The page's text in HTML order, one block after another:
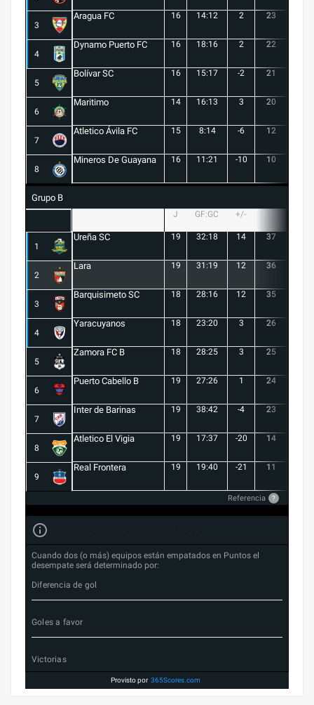
3
Aragua FC 16 14:12 2 23
4
Dynamo Puerto FC 16 18:16 2 22
5
Bolívar SC 16 15:17 -2 21
6
Maritimo 14 16:13 3 20
7
Atletico Ávila FC 15 8:14 -6 12
8
Mineros De Guayana 16 11:21 -10 10
Grupo B
J GF:GC +/-
1
Ureña SC 19 32:18 14 37
2
Lara 19 31:19 12 36
3
Barquisimeto SC 18 28:16 12 35
4
Yaracuyanos 18 23:20 3 26
5
Zamora FC B 18 28:25 3 25
6
Puerto Cabello B 19 27:26 1 24
7
Inter de Barinas 19 38:42 -4 23
8
Atletico El Vigia 19 17:37 -20 14
9
Real Frontera 19 19:40 -21 11
Referencia ?
Cuando dos (o más) equipos están empatados en Puntos el
desempate será determinado por:
Diferencia de gol
Goles a favor
Victorias
Provisto por 365Scores.com